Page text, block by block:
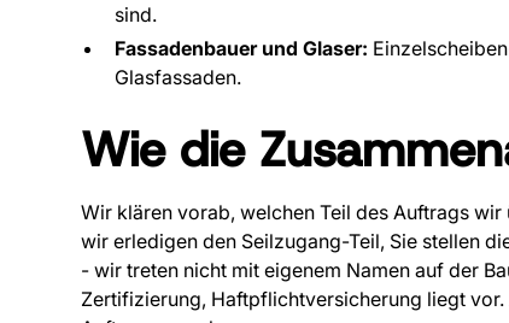
sind.
Fassadenbauer und Glaser:
Glasfassaden.
Wie die
Wir klären vorab, welchen Teil des Auftrags
wir erledigen den Seilzugang-Teil, Sie stellen
- wir treten nicht mit eigenem Namen auf der
Zertifizierung, Haftpflichtversicherung liegt